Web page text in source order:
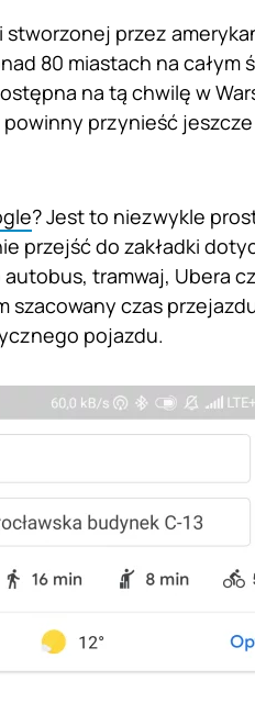
przez
80 miastach na całym
na tą chwilę w
przynieść
? Jest to niezwykle
przejść do zakładki
tramwaj, Ubera
szacowany czas
pojazdu.